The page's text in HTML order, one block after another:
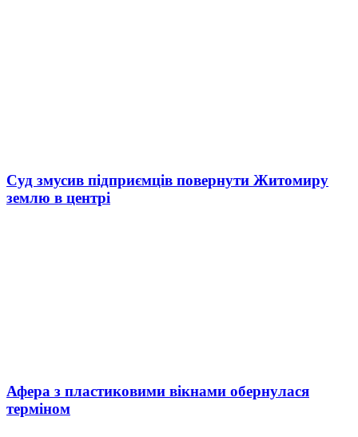
Суд змусив підприємців повернути Житомиру
землю в центрі
Афера з пластиковими вікнами обернулася
терміном